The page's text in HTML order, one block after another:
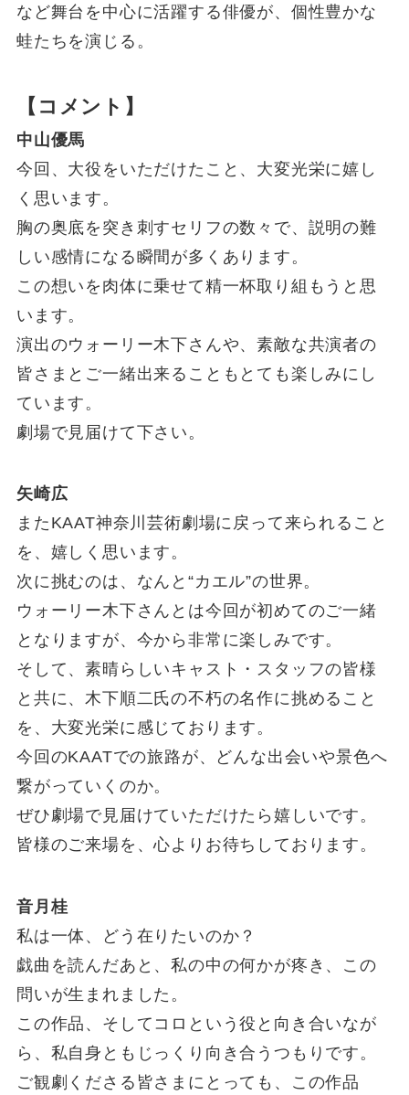
など舞台を中心に活躍する俳優が、個性豊かな
蛙たちを演じる。
【コメント】
中山優馬
今回、大役をいただけたこと、大変光栄に嬉し
く思います。
胸の奥底を突き刺すセリフの数々で、説明の難
しい感情になる瞬間が多くあります。
この想いを肉体に乗せて精一杯取り組もうと思
います。
演出のウォーリー木下さんや、素敵な共演者の
皆さまとご一緒出来ることもとても楽しみにし
ています。
劇場で見届けて下さい。
矢崎広
またKAAT神奈川芸術劇場に戻って来られること
を、嬉しく思います。
次に挑むのは、なんと“カエル”の世界。
ウォーリー木下さんとは今回が初めてのご一緒
となりますが、今から非常に楽しみです。
そして、素晴らしいキャスト・スタッフの皆様
と共に、木下順二氏の不朽の名作に挑めること
を、大変光栄に感じております。
今回のKAATでの旅路が、どんな出会いや景色へ
繋がっていくのか。
ぜひ劇場で見届けていただけたら嬉しいです。
皆様のご来場を、心よりお待ちしております。
音月桂
私は一体、どう在りたいのか？
戯曲を読んだあと、私の中の何かが疼き、この
問いが生まれました。
この作品、そしてコロという役と向き合いなが
ら、私自身ともじっくり向き合うつもりです。
ご観劇くださる皆さまにとっても、この作品